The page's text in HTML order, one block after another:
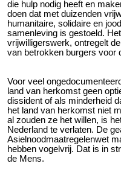
die hulp nodig heeft en
doen dat met duizenden
humanitaire, solidaire en
samenleving is gestoeld.
vrijwilligerswerk, ontregelt
van betrokken burgers voor
Voor veel
land van herkomst geen
dissident of als minderheid
het land van herkomst niet
al zouden ze het willen, is
Nederland te verlaten. De
Asielnoodmaatregelenwet
hebben vogelvrij. Dat is in
de Mens.